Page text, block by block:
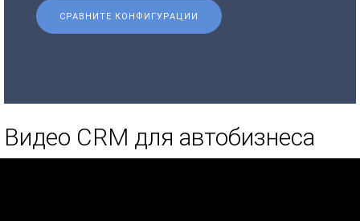
СРАВНИТЕ КОНФИГУРАЦИИ
Видео CRM для автобизнеса